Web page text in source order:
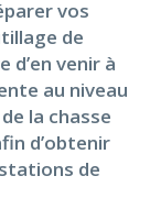
vos
de
venir à
au niveau
la chasse
d’obtenir
de